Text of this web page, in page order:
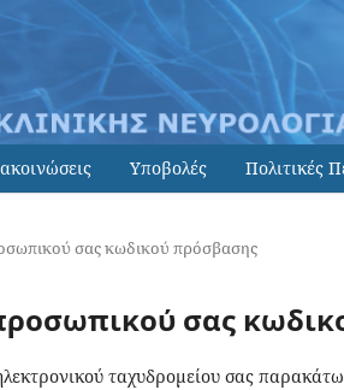
Υποβολές Πολιτικές
σας κωδικού πρόσβασης
σας
ταχυδρομείου σας